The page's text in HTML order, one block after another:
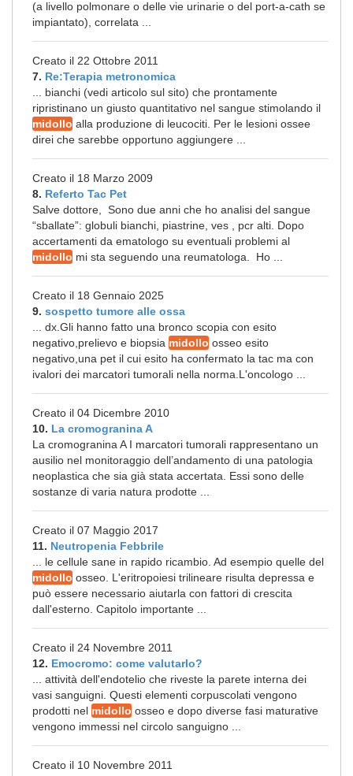
(a livello polmonare o delle vie urinarie o del port-a-cath se
impiantato), correlata ...
Creato il 22 Ottobre 2011
7. Re:Terapia metronomica
... bianchi (vedi articolo sul sito) che prontamente
ripristinano un giusto quantitativo nel sangue stimolando il
midollo alla produzione di leucociti. Per le lesioni ossee
direi che sarebbe opportuno aggiungere ...
Creato il 18 Marzo 2009
8. Referto Tac Pet
Salve dottore, Sono due anni che ho analisi del sangue
“sballate”: globuli bianchi, piastrine, ves , pcr alti. Dopo
accertamenti da ematologo su eventuali problemi al
midollo mi sta seguendo una reumatologa. Ho ...
Creato il 18 Gennaio 2025
9. sospetto tumore alle ossa
... dx.Gli hanno fatto una bronco scopia con esito
negativo,prelievo e biopsia midollo osseo esito
negativo,una pet il cui esito ha confermato la tac ma con
ivalori dei marcatori tumorali nella norma.L'oncologo ...
Creato il 04 Dicembre 2010
10. La cromogranina A
La cromogranina A I marcatori tumorali rappresentano un
ausilio nel monitoraggio dell’andamento di una patologia
neoplastica che sia già stata accertata. Essi sono delle
sostanze di varia natura prodotte ...
Creato il 07 Maggio 2017
11. Neutropenia Febbrile
... le cellule sane in rapido ricambio. Ad esempio quelle del
midollo osseo. L'eritropoiesi trilineare risulta depressa e
può essere necessario aiutarla con fattori di crescita
dall'esterno. Capitolo importante ...
Creato il 24 Novembre 2011
12. Emocromo: come valutarlo?
... attività dell'endotelio che riveste la parete interna dei
vasi sanguigni. Questi elementi corpuscolati vengono
prodotti nel midollo osseo e dopo diverse fasi maturative
vengono immessi nel circolo sanguigno ...
Creato il 10 Novembre 2011